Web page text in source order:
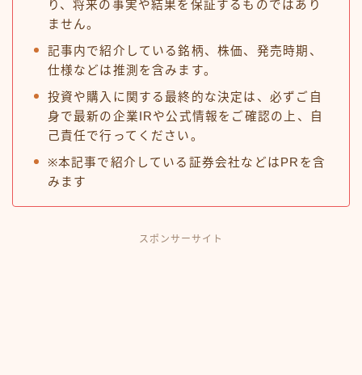
り、将来の事実や結果を保証するものではあり
ません。
記事内で紹介している銘柄、株価、発売時期、
仕様などは推測を含みます。
投資や購入に関する最終的な決定は、必ずご自
身で最新の企業IRや公式情報をご確認の上、自
己責任で行ってください。
※本記事で紹介している証券会社などはPRを含
みます
スポンサーサイト